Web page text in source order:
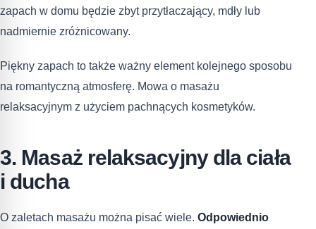
zapach w domu będzie zbyt przytłaczający, mdły lub
nadmiernie zróżnicowany.
Piękny zapach to także ważny element kolejnego sposobu
na romantyczną atmosferę. Mowa o masażu
relaksacyjnym z użyciem pachnących kosmetyków.
3. Masaż relaksacyjny dla ciała
i ducha
O zaletach masażu można pisać wiele. Odpowiednio